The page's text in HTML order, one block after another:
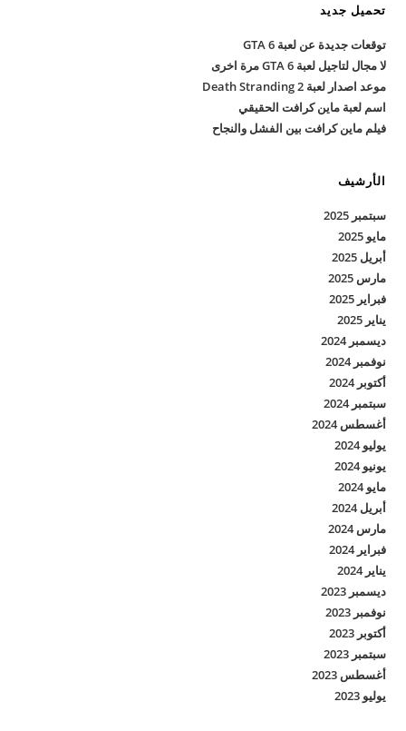
تحميل جديد
توقعات جديدة عن لعبة GTA 6
لا مجال لتاجيل لعبة GTA 6 مرة اخرى
موعد اصدار لعبة Death Stranding 2
اسم لعبة ماين كرافت الحقيقي
فيلم ماين كرافت بين الفشل والنجاح
الأرشيف
سبتمبر 2025
مايو 2025
أبريل 2025
مارس 2025
فبراير 2025
يناير 2025
ديسمبر 2024
نوفمبر 2024
أكتوبر 2024
سبتمبر 2024
أغسطس 2024
يوليو 2024
يونيو 2024
مايو 2024
أبريل 2024
مارس 2024
فبراير 2024
يناير 2024
ديسمبر 2023
نوفمبر 2023
أكتوبر 2023
سبتمبر 2023
أغسطس 2023
يوليو 2023